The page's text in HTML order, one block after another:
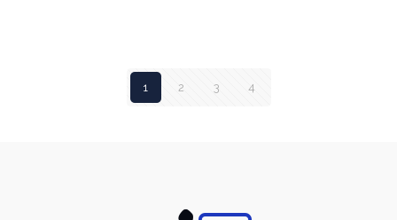
1 2 3 4